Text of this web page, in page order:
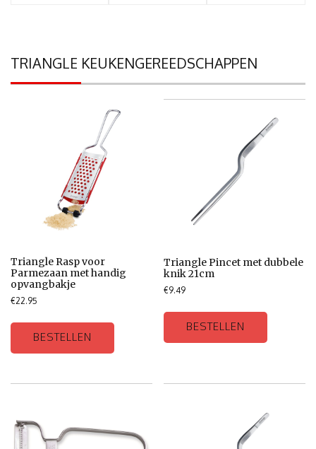
TRIANGLE KEUKENGEREEDSCHAPPEN
Triangle Rasp voor
Parmezaan met handig
opvangbakje
€22.95
BESTELLEN
Triangle Pincet met dubbele
knik 21cm
€9.49
BESTELLEN